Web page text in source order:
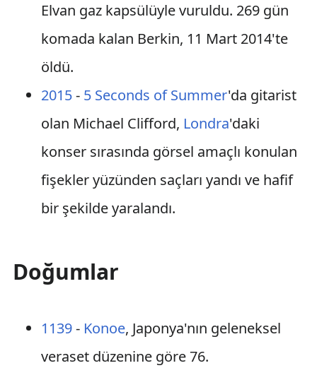
Elvan gaz kapsülüyle vuruldu. 269 gün
komada kalan Berkin, 11 Mart 2014'te
öldü.
2015- 5 Seconds of Summer'da gitarist
olan Michael Clifford, Londra'daki
konser sırasında görsel amaçlı konulan
fişekler yüzünden saçları yandı ve hafif
bir şekilde yaralandı.
Doğumlar
1139- Konoe, Japonya'nın geleneksel
veraset düzenine göre 76.